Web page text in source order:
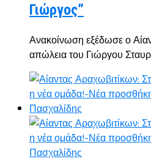
Γιώργος”
Ανακοίνωση εξέδωσε ο
απώλεια του Γιώργου